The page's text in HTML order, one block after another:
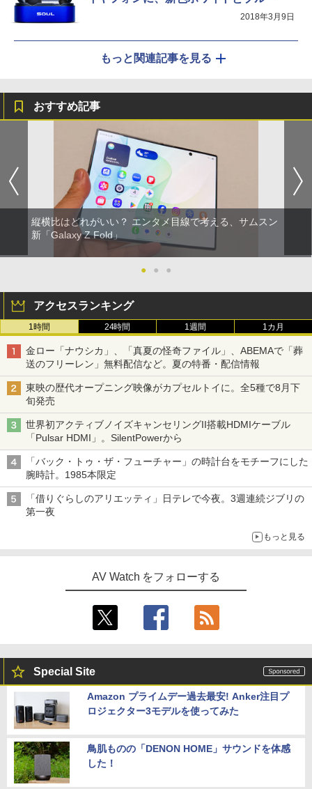
2018年3月9日
もっと関連記事を見る
おすすめ記事
縦横比はどれがいい？ エンタメ目線で考える、サムスン
新「Galaxy Z Fold」
● ● ●
アクセスランキング
1時間 24時間 1週間 1カ月
金ロー「ナウシカ」、「真夏の怪奇ファイル」、ABEMAで「葬
送のフリーレン」無料配信など。夏の特番・配信情報
東映の歴代オープニング映像がカプセルトイに。全5種で8月下
旬発売
世界初アクティブノイズキャンセリングII搭載HDMIケーブル
「Pulsar HDMI」。SilentPowerから
「バック・トゥ・ザ・フューチャー」の時計台をモチーフにした
腕時計。1985本限定
「借りぐらしのアリエッティ」日テレで今夜。3週連続ジブリの
第一夜
もっと見る
AV Watch をフォローする
Special Site
Amazon プライムデー過去最安! Anker注目プ
ロジェクター3モデルを使ってみた
鳥肌ものの「DENON HOME」サウンドを体感
した！